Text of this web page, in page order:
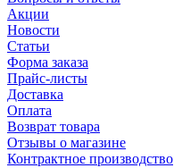
Акции
Новости
Статьи
Форма заказа
Прайс-листы
Доставка
Оплата
Возврат товара
Отзывы о магазине
Контрактное производство